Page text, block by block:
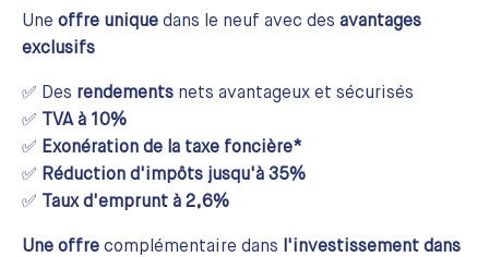
Une offre unique dans le neuf avec des avantages
exclusifs
✅ Des rendements nets avantageux et sécurisés
✅
TVA à 10%
✅ Exonération de la taxe foncière*
✅ Réduction d'impôts jusqu'à 35%
✅
Taux d'emprunt à 2,6%
Une offre complémentaire dans
l'investissement dans